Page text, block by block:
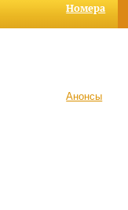
Номера
Анонсы